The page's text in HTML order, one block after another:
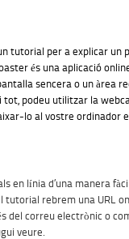
tutorial per a explicar un
és una aplicació
sencera o un àrea
tot, podeu utilitzar la
lo al vostre ordinador
en línia d’una manera
tutorial rebrem una URL
del correu electrònic o
veure.